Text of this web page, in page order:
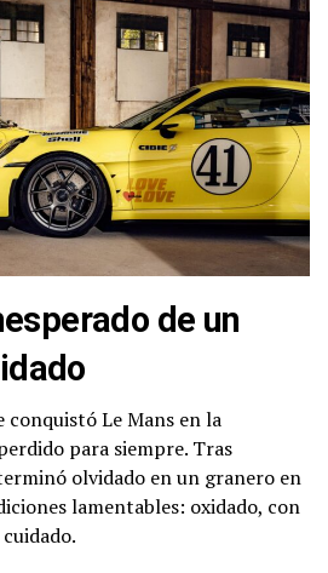
de un
conquistó Le Mans en la
para siempre. Tras
olvidado en un granero en
lamentables: oxidado, con